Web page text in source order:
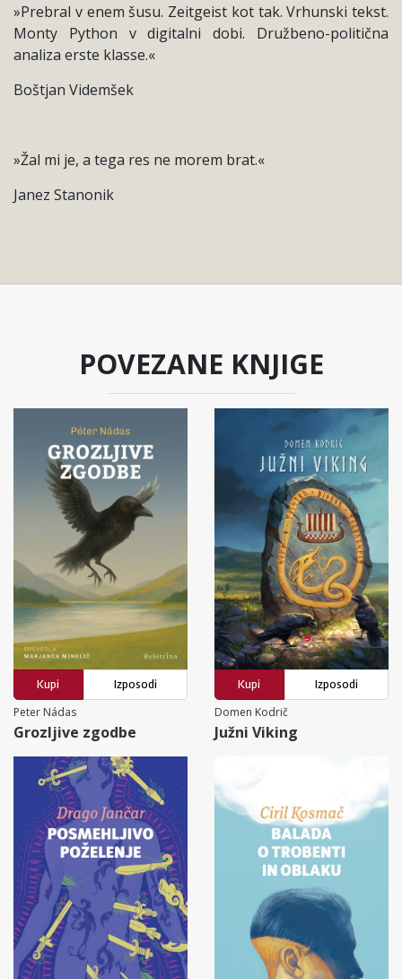
»Prebral v enem šusu. Zeitgeist kot tak. Vrhunski tekst.
Monty Python v digitalni dobi. Družbeno-politična
analiza erste klasse.«
Boštjan Videmšek
»Žal mi je, a tega res ne morem brat.«
Janez Stanonik
POVEZANE KNJIGE
Kupi
Izposodi
Peter Nádas
Grozljive zgodbe
Kupi
Izposodi
Domen Kodrič
Južni Viking